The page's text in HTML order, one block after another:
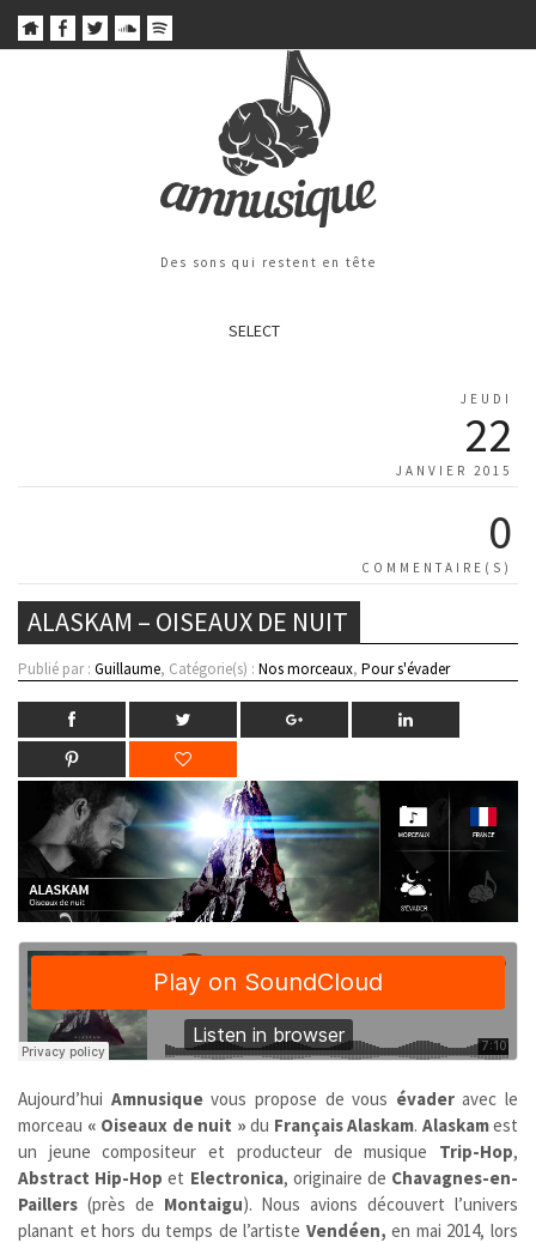
Des sons qui restent en tête
SELECT
JEUDI
22
JANVIER 2015
0
COMMENTAIRE(S)
ALASKAM – OISEAUX DE NUIT
Publié par : Guillaume, Catégorie(s) : Nos morceaux, Pour s'évader
Aujourd’hui Amnusiquevous propose de vous évaderavec le
morceau « Oiseaux de nuit » du FrançaisAlaskam. Alaskamest
un jeune compositeur et producteur de musique Trip-Hop,
Abstract Hip-Hop et Electronica, originaire de Chavagnes-en-
Paillers (près de Montaigu). Nous avions découvert l’univers
planant et hors du temps de l’artiste Vendéen, en mai 2014, lors